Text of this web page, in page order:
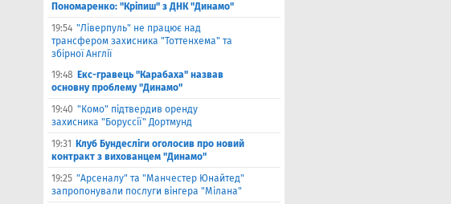
Пономаренко: "Кріпиш" з ДНК "Динамо"
19:54 "Ліверпуль" не працює над
трансфером захисника "Тоттенхема" та
збірної Англії
19:48 Екс-гравець "Карабаха" назвав
основну проблему "Динамо"
19:40 "Комо" підтвердив оренду
захисника "Боруссії" Дортмунд
19:31
Клуб Бундесліги оголосив про новий
контракт з вихованцем "Динамо"
19:25 "Арсеналу" та "Манчестер Юнайтед"
запропонували послуги вінгера "Мілана"